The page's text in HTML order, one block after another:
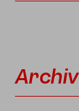
Archiv